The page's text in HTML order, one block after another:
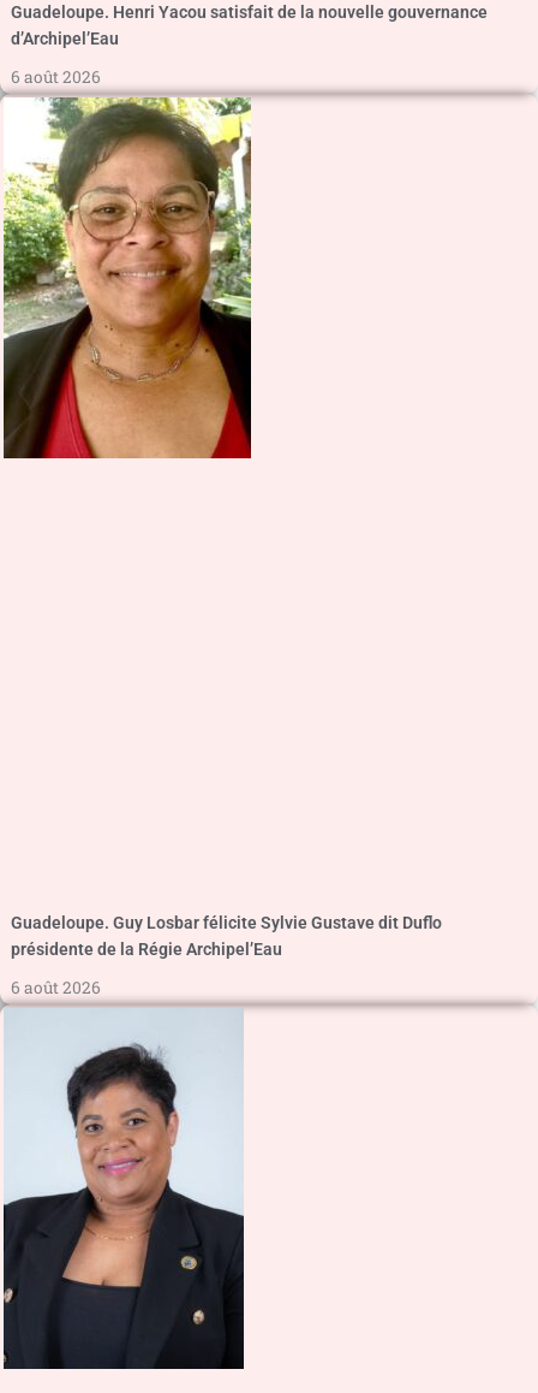
Guadeloupe. Henri Yacou satisfait de la nouvelle gouvernance
d’Archipel’Eau
6 août 2026
Guadeloupe. Guy Losbar félicite Sylvie Gustave dit Duflo
présidente de la Régie Archipel’Eau
6 août 2026